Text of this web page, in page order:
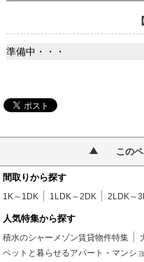
準備中・・・
この
間取りから探す
1K～1DK 1LDK～2DK 2LDK～
人気特集から探す
積水のシャーメゾン賃貸物件特集
ペットと暮らせるアパート・マンシ